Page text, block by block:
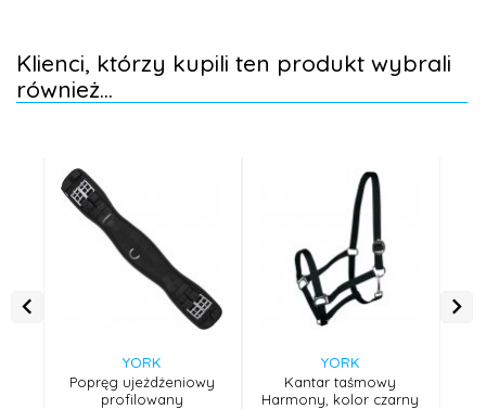
Klienci, którzy kupili ten produkt wybrali
również...
YORK
Popręg ujeżdżeniowy
profilowany
YORK
Kantar taśmowy
Harmony, kolor czarny